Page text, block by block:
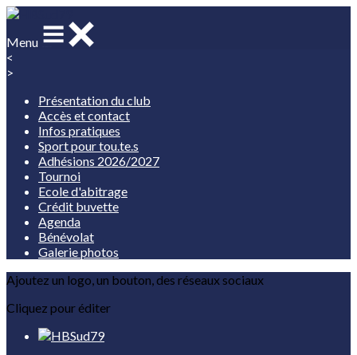
Menu
<
>
Présentation du club
Accès et contact
Infos pratiques
Sport pour tou.te.s
Adhésions 2026/2027
Tournoi
Ecole d'abitrage
Crédit buvette
Agenda
Bénévolat
Galerie photos
Ajoutez un logo, un bouton, des réseaux sociaux
Cliquez pour éditer